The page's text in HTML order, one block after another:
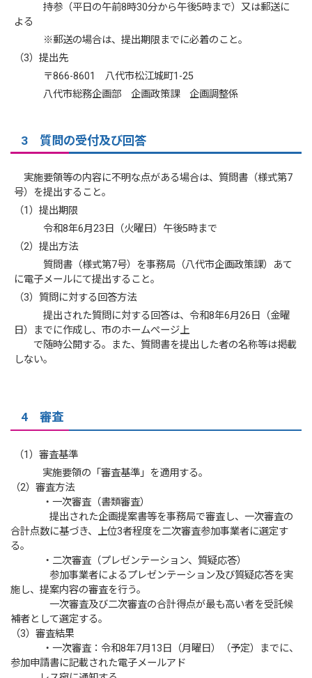
持参（平日の午前8時30分から午後5時まで）又は郵送に
よる
※郵送の場合は、提出期限までに必着のこと。
（3）提出先
〒866-8601 八代市松江城町1-25
八代市総務企画部 企画政策課 企画調整係
3 質問の受付及び回答
実施要領等の内容に不明な点がある場合は、質問書（様式第7
号）を提出すること。
（1）提出期限
令和8年6月23日（火曜日）午後5時まで
（2）提出方法
質問書（様式第7号）を事務局（八代市企画政策課）あて
に電子メールにて提出すること。
（3）質問に対する回答方法
提出された質問に対する回答は、令和8年6月26日（金曜
日）までに作成し、市のホームぺージ上
で随時公開する。また、質問書を提出した者の名称等は掲載
しない。
4 審査
（1）審査基準
実施要領の「審査基準」を適用する。
（2）審査方法
・一次審査（書類審査）
提出された企画提案書等を事務局で審査し、一次審査の
合計点数に基づき、上位3者程度を二次審査参加事業者に選定す
る。
・二次審査（プレゼンテーション、質疑応答）
参加事業者によるプレゼンテーション及び質疑応答を実
施し、提案内容の審査を行う。
一次審査及び二次審査の合計得点が最も高い者を受託候
補者として選定する。
（3）審査結果
・一次審査：令和8年7月13日（月曜日）（予定）までに、
参加申請書に記載された電子メールアド